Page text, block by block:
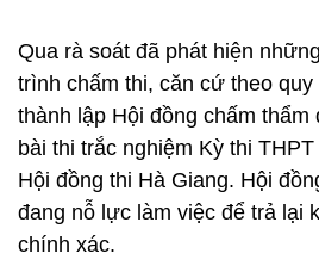
Qua rà soát đã phát hiện
trình chấm thi, căn cứ theo
thành lập Hội đồng chấm thẩm
bài thi trắc nghiệm Kỳ thi
Hội đồng thi Hà Giang. Hội
đang nỗ lực làm việc để trả lại
chính xác.